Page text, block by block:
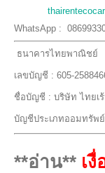
WhatsApp :
ธนาคารไทยพาณิชย์
เลขบัญชี : 605-
ชื่อบัญชี : บริษัท ไทยเ
บัญชีประเภทออมทรัพย์
**อ่าน** เ